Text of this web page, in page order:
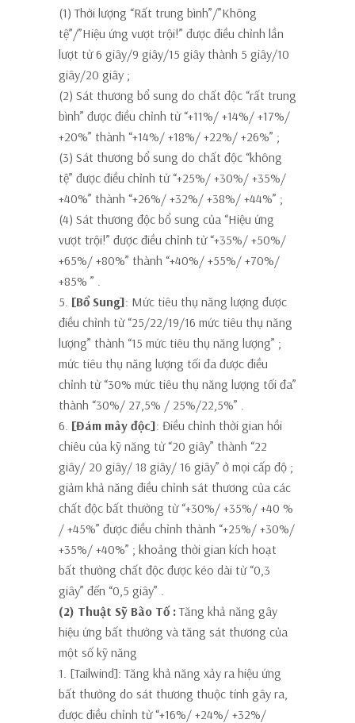
(1) Thời lượng “Rất trung bình”/”Không
tệ”/”Hiệu ứng vượt trội!” được điều chỉnh lần
lượt từ 6 giây/9 giây/15 giây thành 5 giây/10
giây/20 giây ;
(2) Sát thương bổ sung do chất độc “rất trung
bình” được điều chỉnh từ “+11%/ +14%/ +17%/
+20%” thành “+14%/ +18%/ +22%/ +26%” ;
(3) Sát thương bổ sung do chất độc “không
tệ” được điều chỉnh từ “+25%/ +30%/ +35%/
+40%” thành “+26%/ +32%/ +38%/ +44%” ;
(4) Sát thương độc bổ sung của “Hiệu ứng
vượt trội!” được điều chỉnh từ “+35%/ +50%/
+65%/ +80%” thành “+40%/ +55%/ +70%/
+85% ”
5. [Bổ Sung]: Mức tiêu thụ năng lượng được
điều chỉnh từ “25/22/19/16 mức tiêu thụ năng
lượng” thành “15 mức tiêu thụ năng lượng” ;
mức tiêu thụ năng lượng tối đa được điều
chỉnh từ “30% mức tiêu thụ năng lượng tối đa”
thành “30%/ 27,5% / 25%/22,5%”
6. [Đám mây độc]: Điều chỉnh thời gian hồi
chiêu của kỹ năng từ “20 giây” thành “22
giây/ 20 giây/ 18 giây/ 16 giây” ở mọi cấp độ ;
giảm khả năng điều chỉnh sát thương của các
chất độc bất thường từ “+30%/ +35%/ +40 %
/ +45%” được điều chỉnh thành “+25%/ +30%/
+35%/ +40%” ; khoảng thời gian kích hoạt
bất thường chất độc được kéo dài từ “0,3
giây” đến “0,5 giây”
(2) Thuật Sỹ Bão Tố : Tăng khả năng gây
hiệu ứng bất thường và tăng sát thương của
một số kỹ năng
1. [Tailwind]: Tăng khả năng xảy ra hiệu ứng
bất thường do sát thương thuộc tính gây ra,
được điều chỉnh từ “+16%/ +24%/ +32%/